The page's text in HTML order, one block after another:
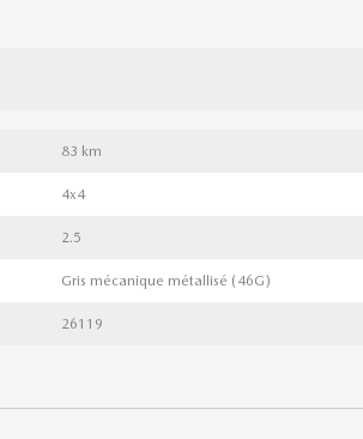
83 km
4x4
2.5
Gris mécanique métallisé (46G)
26119